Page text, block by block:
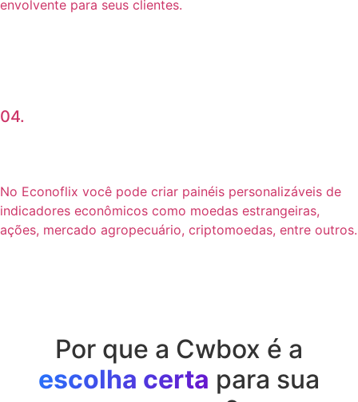
envolvente para seus clientes.
04.
No Econoflix você pode criar painéis personalizáveis de
indicadores econômicos como moedas estrangeiras,
ações, mercado agropecuário, criptomoedas, entre outros.
Por que a Cwbox é a
escolha certa para sua